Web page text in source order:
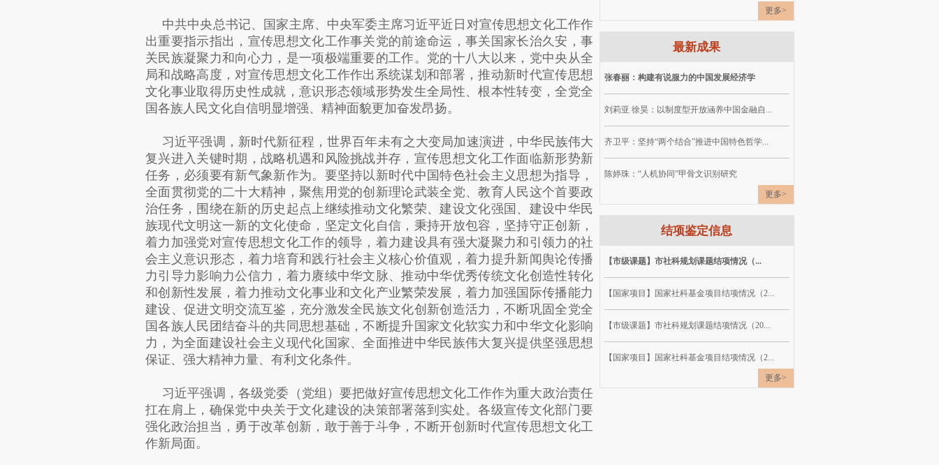
中共中央总书记、国家主席、中央军委主席习近平近日对宣传思想文化工作作
出重要指示指出，宣传思想文化工作事关党的前途命运，事关国家长治久安，事
关民族凝聚力和向心力，是一项极端重要的工作。党的十八大以来，党中央从全
局和战略高度，对宣传思想文化工作作出系统谋划和部署，推动新时代宣传思想
文化事业取得历史性成就，意识形态领域形势发生全局性、根本性转变，全党全
国各族人民文化自信明显增强、精神面貌更加奋发昂扬。
习近平强调，新时代新征程，世界百年未有之大变局加速演进，中华民族伟大
复兴进入关键时期，战略机遇和风险挑战并存，宣传思想文化工作面临新形势新
任务，必须要有新气象新作为。要坚持以新时代中国特色社会主义思想为指导，
全面贯彻党的二十大精神，聚焦用党的创新理论武装全党、教育人民这个首要政
治任务，围绕在新的历史起点上继续推动文化繁荣、建设文化强国、建设中华民
族现代文明这一新的文化使命，坚定文化自信，秉持开放包容，坚持守正创新，
着力加强党对宣传思想文化工作的领导，着力建设具有强大凝聚力和引领力的社
会主义意识形态，着力培育和践行社会主义核心价值观，着力提升新闻舆论传播
力引导力影响力公信力，着力赓续中华文脉、推动中华优秀传统文化创造性转化
和创新性发展，着力推动文化事业和文化产业繁荣发展，着力加强国际传播能力
建设、促进文明交流互鉴，充分激发全民族文化创新创造活力，不断巩固全党全
国各族人民团结奋斗的共同思想基础，不断提升国家文化软实力和中华文化影响
力，为全面建设社会主义现代化国家、全面推进中华民族伟大复兴提供坚强思想
保证、强大精神力量、有利文化条件。
习近平强调，各级党委（党组）要把做好宣传思想文化工作作为重大政治责任
扛在肩上，确保党中央关于文化建设的决策部署落到实处。各级宣传文化部门要
强化政治担当，勇于改革创新，敢于善于斗争，不断开创新时代宣传思想文化工
作新局面。
更多>
最新成果
张春丽：构建有说服力的中国发展经济学
刘莉亚 徐昊：以制度型开放涵养中国金融自...
齐卫平：坚持“两个结合”推进中国特色哲学...
陈婷珠：“人机协同”甲骨文识别研究
更多>
结项鉴定信息
【市级课题】市社科规划课题结项情况（...
【国家项目】国家社科基金项目结项情况（2...
【市级课题】市社科规划课题结项情况（20...
【国家项目】国家社科基金项目结项情况（2...
更多>